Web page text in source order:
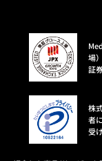
場
証
株
者
受